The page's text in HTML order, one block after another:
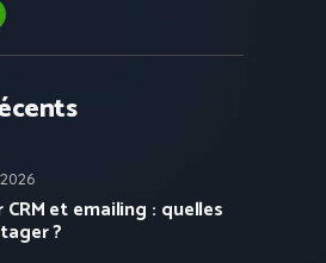
et emailing : quelles
?